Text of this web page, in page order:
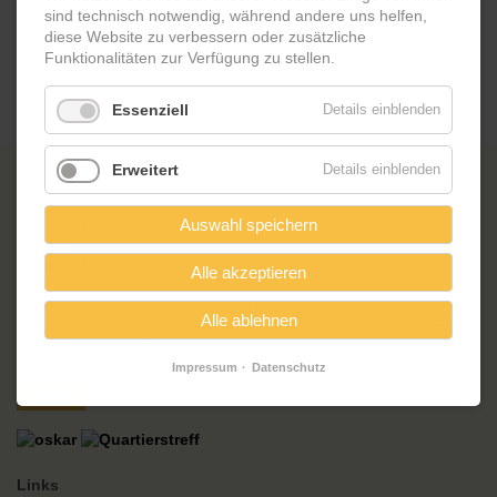
Salsa für Anfänger und
Fortgeschrittene
Kostenloser Tanzkurs Salsa Praktika für Anfänger.
Fortgeschrittene können unter der Leitung von Hernando Flores
Links
sind technisch notwendig, während andere uns helfen,
diese Website zu verbessern oder zusätzliche
Funktionalitäten zur Verfügung zu stellen.
Essenziell Details einblenden
Erweitert Details einblenden
Auswahl speichern
Alle akzeptieren
Alle ablehnen
Impressum Datenschutz